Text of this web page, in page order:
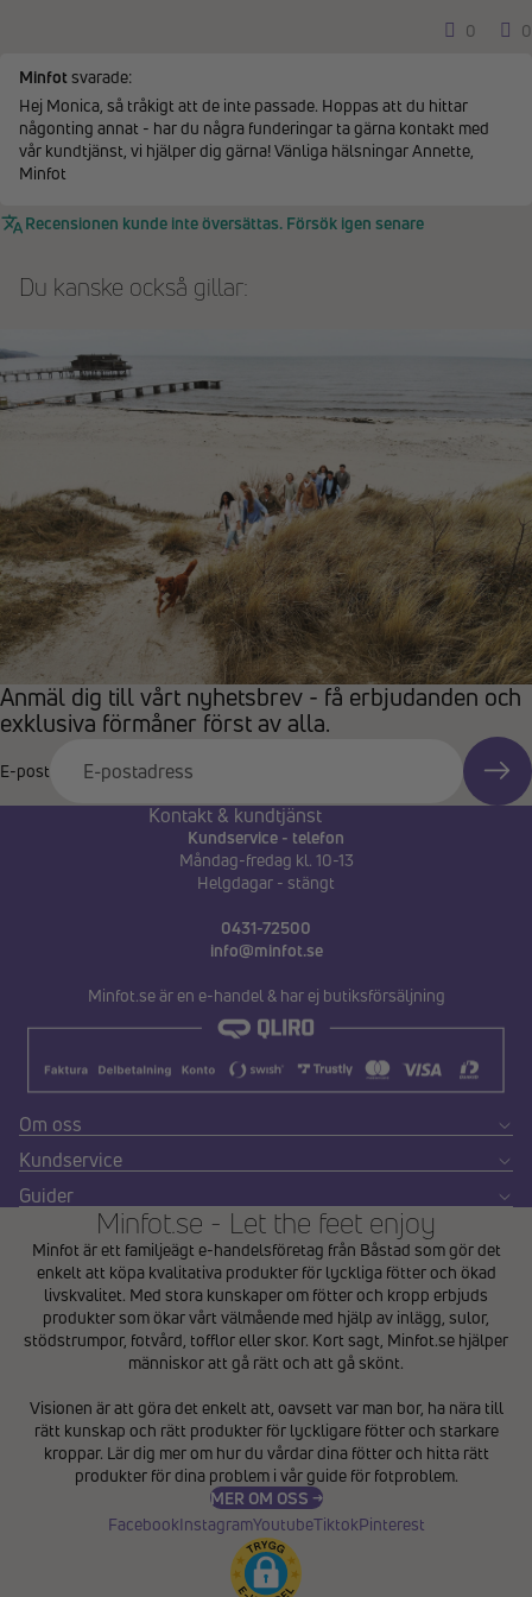
0 0
Minfotsvarade:
Hej Monica, så tråkigt att de inte passade. Hoppas att du hittar
någonting annat - har du några funderingar ta gärna kontakt med
vår kundtjänst, vi hjälper dig gärna! Vänliga hälsningar Annette,
Minfot
Recensionen kunde inte översättas. Försök igen senare
Du kanske också gillar:
Anmäl dig till vårt nyhetsbrev - få erbjudanden och
exklusiva förmåner först av alla.
E-post
Kontakt & kundtjänst
Kundservice - telefon
Måndag-fredag kl. 10-13
Helgdagar - stängt
0431-72500
info@minfot.se
Minfot.se är en e-handel & har ej butiksförsäljning
Om oss
Kundservice
Guider
Minfot.se - Let the feet enjoy
Minfot är ett familjeägt e-handelsföretag från Båstad som gör det
enkelt att köpa kvalitativa produkter för lyckliga fötter och ökad
livskvalitet. Med stora kunskaper om fötter och kropp erbjuds
produkter som ökar vårt välmående med hjälp av inlägg, sulor,
stödstrumpor, fotvård, tofflor eller skor. Kort sagt, Minfot.se hjälper
människor att gå rätt och att gå skönt.
Visionen är att göra det enkelt att, oavsett var man bor, ha nära till
rätt kunskap och rätt produkter för lyckligare fötter och starkare
kroppar. Lär dig mer om hur du vårdar dina fötter och hitta rätt
produkter för dina problem i vårguide för fotproblem.
MER OM OSS →
FacebookInstagramYoutubeTiktokPinterest
Återbetalningspolicy
Användarvillkor
Fraktpolicy
Kontaktinformation
Avbeställningspolicy
Rättsligt meddelande